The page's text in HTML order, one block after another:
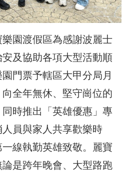
園渡假區為感謝波麗士
及協助各項大型活動順
門票予轄區大甲分局月
全年無休、堅守崗位的
時推出「英雄優惠」專
員與家人共享歡樂時
線執勤英雄致敬。麗寶
是跨年晚會、大型路跑